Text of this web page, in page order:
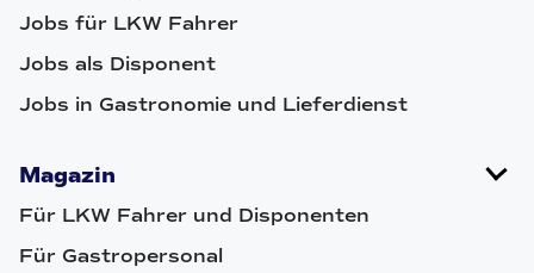
Jobs für LKW Fahrer
Jobs als Disponent
Jobs in Gastronomie und Lieferdienst
Magazin
Für LKW Fahrer und Disponenten
Für Gastropersonal